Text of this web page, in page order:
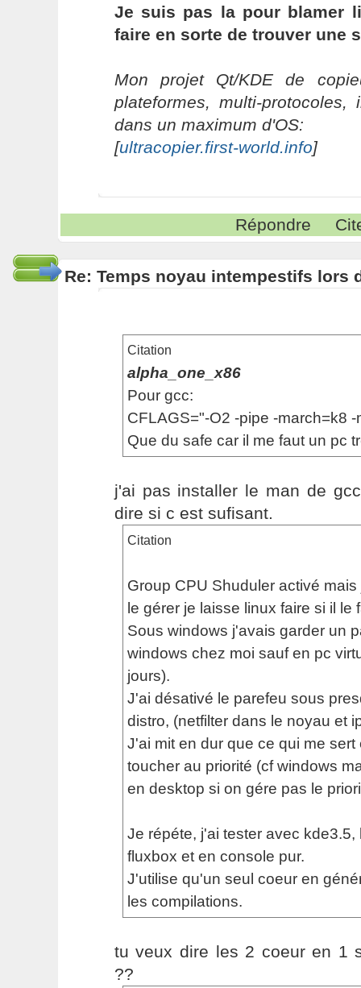
Je suis pas la pour blamer
faire en sorte de trouver une
Mon projet Qt/KDE de
plateformes, multi-protocoles,
dans un maximum d'OS:
[ultracopier.first-world.info]
Répondre
Re: Temps noyau intempestifs lors
Citation
alpha_one_x86
Pour gcc:
CFLAGS="-O2 -pipe -march=k8 -
Que du safe car il me faut un pc
j'ai pas installer le man de
dire si c est sufisant.
Citation
Group CPU Shuduler activé
le gérer je laisse linux faire si il le
Sous windows j'avais garder un
windows chez moi sauf en pc
jours).
J'ai désativé le parefeu sous
distro, (netfilter dans le noyau et
J'ai mit en dur que ce qui me sert
toucher au priorité (cf windows
en desktop si on gére pas le
Je répéte, j'ai tester avec kde3.5,
fluxbox et en console pur.
J'utilise qu'un seul coeur en
les compilations.
tu veux dire les 2 coeur en 1
??